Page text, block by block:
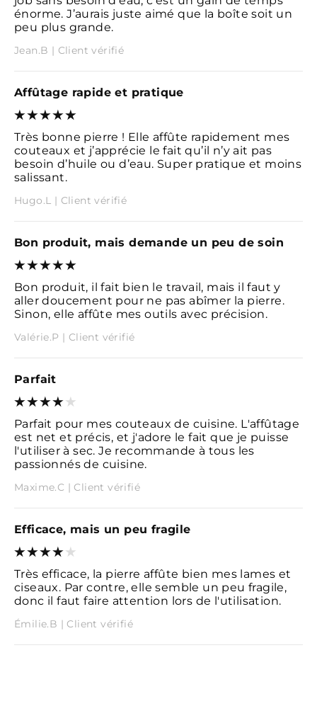
énorme. J’aurais juste aimé que la boîte soit un
peu plus grande.
Jean.B | Client vérifié
Affûtage rapide et pratique
Très bonne pierre ! Elle affûte rapidement mes
couteaux et j’apprécie le fait qu’il n’y ait pas
besoin d’huile ou d’eau. Super pratique et moins
salissant.
Hugo.L | Client vérifié
Bon produit, mais demande un peu de soin
Bon produit, il fait bien le travail, mais il faut y
aller doucement pour ne pas abîmer la pierre.
Sinon, elle affûte mes outils avec précision.
Valérie.P | Client vérifié
Parfait
Parfait pour mes couteaux de cuisine. L'affûtage
est net et précis, et j'adore le fait que je puisse
l'utiliser à sec. Je recommande à tous les
passionnés de cuisine.
Maxime.C | Client vérifié
Efficace, mais un peu fragile
Très efficace, la pierre affûte bien mes lames et
ciseaux. Par contre, elle semble un peu fragile,
donc il faut faire attention lors de l'utilisation.
Émilie.B | Client vérifié